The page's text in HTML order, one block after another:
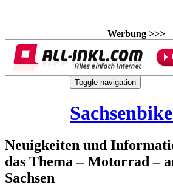
Werbung >>>
Toggle navigation
Neuigkeiten und
das Thema – Motorrad –
Sachsen